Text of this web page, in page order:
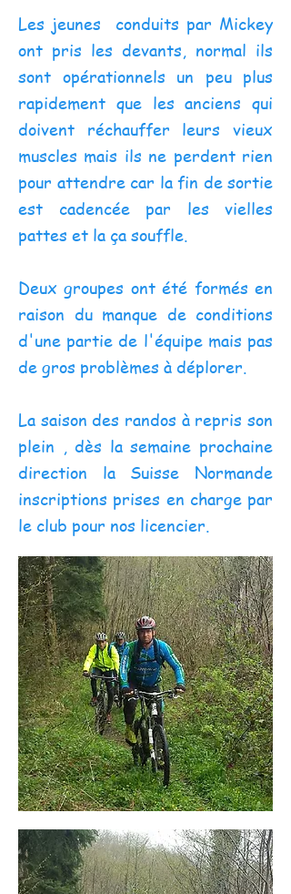
Les jeunes conduits par Mickey
ont pris les devants, normal ils
sont opérationnels un peu plus
rapidement que les anciens qui
doivent réchauffer leurs vieux
muscles mais ils ne perdent rien
pour attendre car la fin de sortie
est cadencée par les vielles
pattes et la ça souffle.
Deux groupes ont été formés en
raison du manque de conditions
d'une partie de l'équipe mais pas
de gros problèmes à déplorer.
La saison des randos à repris son
plein , dès la semaine prochaine
direction la Suisse Normande
inscriptions prises en charge par
le club pour nos licencier.